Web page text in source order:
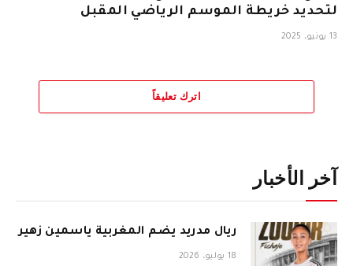
لتحديد خريطة الموسم الرياضي المقبل
13 يونيو، 2025
اترك تعليقاً
آخر الأخبار
ريال مدريد يضم المغربية ياسمين زهير
18 يوليو، 2026